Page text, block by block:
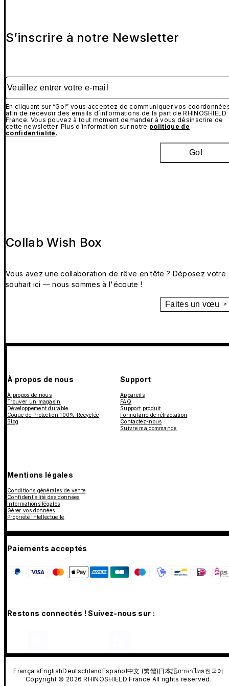
S’inscrire à notre Newsletter
Veuillez entrer votre e-mail
En cliquant sur “Go!” vous acceptez de communiquer vos
afin de recevoir des emails d’informations de la part de RHINOSHIELD
France. Vous pouvez à tout moment demander à vous désinscrire de
cette newsletter. Plus d’information sur notre politique de
confidentialité .
Go!
Collab Wish Box
Vous avez une collaboration de rêve en tête ? Déposez votre
souhait ici — nous sommes à l'écoute !
Faites un vœu
À propos de nous
À propos de nous
Trouver un magasin
Développement durable
Coque de Protection 100% Recyclée
Blog
Support
Appareils
FAQ
Support produit
Formulaire de rétractation
Contactez-nous
Suivre ma commande
Mentions légales
Conditions générales de vente
Confidentialité des données
Informations légales
Gérer vos données
Propriété intellectuelle
Paiements acceptés
Restons connectés ! Suivez-nous sur :
FrançaisEnglishDeutschlandEspañol中文 (繁體) 日本語ภาษาไทย 한국어
Copyright © 2026 RHINOSHIELD France All rights reserved.